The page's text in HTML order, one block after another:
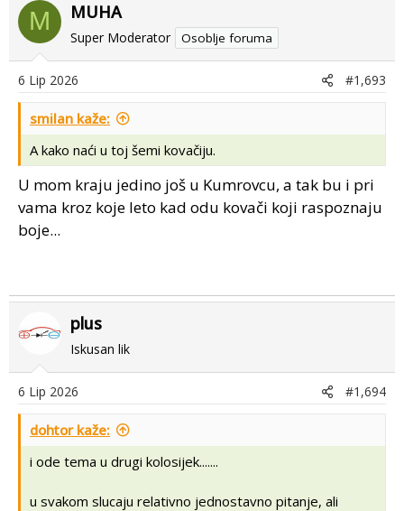
M MUHA
Super Moderator Osoblje foruma
6 Lip 2026 #1,693
smilan kaže:
A kako naći u toj šemi kovačiju.
U mom kraju jedino još u Kumrovcu, a tak bu i pri
vama kroz koje leto kad odu kovači koji raspoznaju
boje...
plus
Iskusan lik
6 Lip 2026 #1,694
dohtor kaže:
i ode tema u drugi kolosijek.......
u svakom slucaju relativno jednostavno pitanje, ali